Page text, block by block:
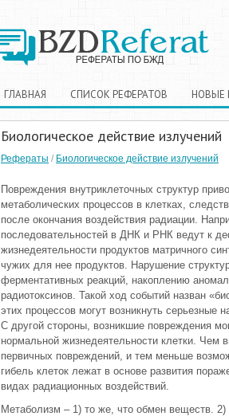
ГЛАВНАЯ СПИСОК РЕФЕРАТОВ НОВЫЕ
Биологическое действие излучений
Рефераты / Биологическое действие излучений
Повреждения внутриклеточных структур
метаболических процессов в клетках,
после окончания воздействия радиации.
последовательностей в ДНК и РНК ведут к
жизнедеятельности продуктов матричного
чужих для нее продуктов. Нарушение
ферментативных реакций, накоплению
радиотоксинов. Такой ход событий назван
этих процессов могут возникнуть серьезные
С другой стороны, возникшие повреждения
нормальной жизнедеятельности клетки. Чем
первичных повреждений, и тем меньше
гибель клеток лежат в основе развития
видах радиационных воздействий.
Метаболизм – 1) то же, что обмен веществ.